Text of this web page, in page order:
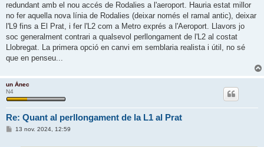
redundant amb el nou accés de Rodalies a l'aeroport. Hauria estat millor
no fer aquella nova línia de Rodalies (deixar només el ramal antic), deixar
l'L9 fins a El Prat, i fer l'L2 com a Metro exprés a l'Aeroport. Llavors jo
soc generalment contrari a qualsevol perllongament de l'L2 al costat
Llobregat. La primera opció en canvi em semblaria realista i útil, no sé
que en penseu...
un Ànec
N4
Re: Quant al perllongament de la L1 al Prat
E13 nov. 2024, 12:59